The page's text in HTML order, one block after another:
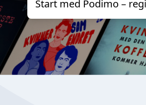
Start med Podimo –